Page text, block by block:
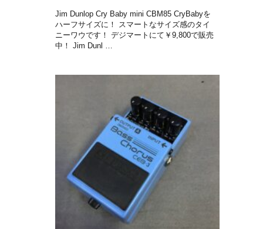
Jim Dunlop Cry Baby mini CBM85 CryBabyを
ハーフサイズに！ スマートなサイズ感のタイ
ニーワウです！ デジマートにて￥9,800で販売
中！ Jim Dunl …